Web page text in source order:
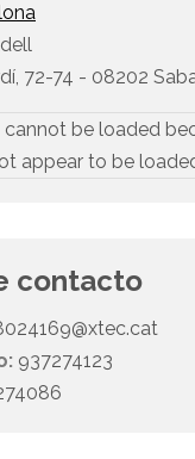
72-74 - 08202
be loaded
appear to be
contacto
937274123